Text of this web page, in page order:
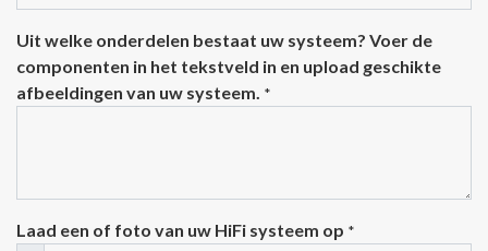
Uit welke onderdelen bestaat uw systeem? Voer de
componenten in het tekstveld in en upload geschikte
afbeeldingen van uw systeem. *
Laad een of foto van uw HiFi systeem op *